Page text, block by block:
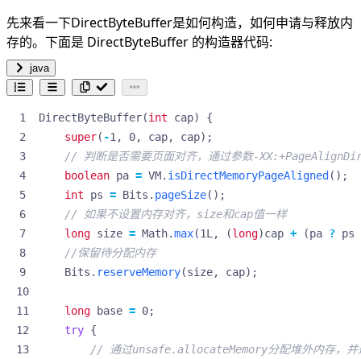
先来看一下DirectByteBuffer是如何构造，如何申请与释放内
存的。下面是 DirectByteBuffer 的构造器代码:
java
DirectByteBuffer(int cap)
{
super( -1 , 0, cap, cap);
// 判断是否需要页面对齐，通过参数-
boolean pa = VM. isDirectMemoryPageAligned ();
int
ps = Bits . pageSize();
// 如果不设置内存对齐，size和cap值一样
long size = Math.max(1L , (long)cap + (pa ? ps
//保留待分配内存
Bits . reserveMemory(size, cap);
long base = 0;
try {
// 通过unsafe.allocateMemory分配堆外内存，并